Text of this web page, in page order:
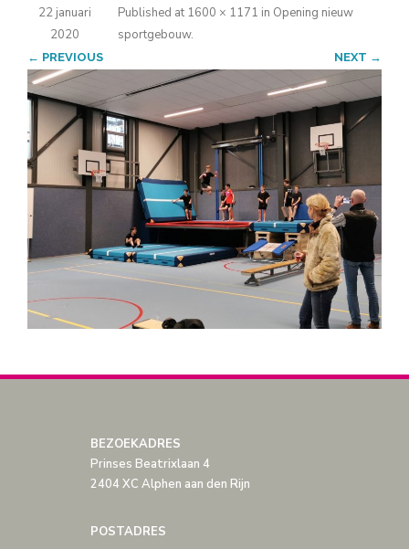
Published
22 januari
2020
at 1600 × 1171 in Opening nieuw
sportgebouw.
← PREVIOUS NEXT →
BEZOEKADRES
Prinses Beatrixlaan 4
2404 XC Alphen aan den Rijn
POSTADRES